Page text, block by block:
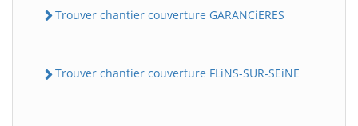
Trouver chantier couverture GARANCiERES
Trouver chantier couverture FLiNS-SUR-SEiNE